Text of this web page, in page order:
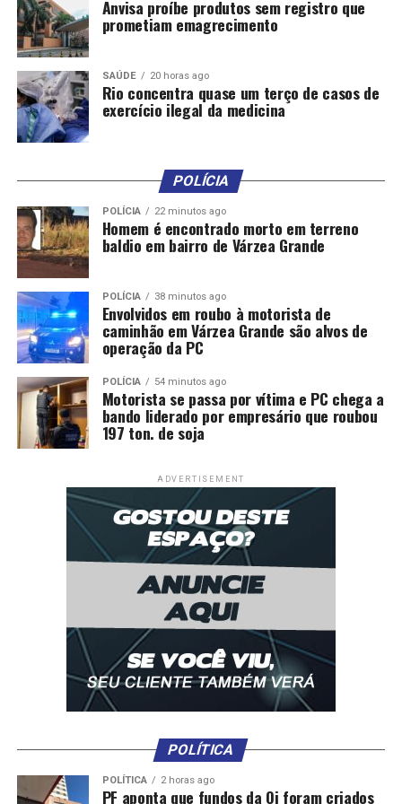
Fonte: EBC Economia
Comentários
RELATED TOPICS:
Ministério revisa para baixo projeção de superávit
comercial
DON'T MISS
Balança comercial tem menor superávit para junho em 6
anos
Anvisa proíbe produtos sem registro que
prometiam emagrecimento
SAÚDE 20 horas ago
Rio concentra quase um terço de casos de
exercício ilegal da medicina
POLÍCIA
POLÍCIA 22 minutos ago
Homem é encontrado morto em terreno
baldio em bairro de Várzea Grande
POLÍCIA 38 minutos ago
Envolvidos em roubo à motorista de
caminhão em Várzea Grande são alvos de
operação da PC
POLÍCIA 54 minutos ago
Motorista se passa por vítima e PC chega a
bando liderado por empresário que roubou
197 ton. de soja
ADVERTISEMENT
POLÍTICA
POLÍTICA 2 horas ago
PF aponta que fundos da Oi foram criados